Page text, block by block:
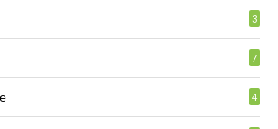
3
7
4